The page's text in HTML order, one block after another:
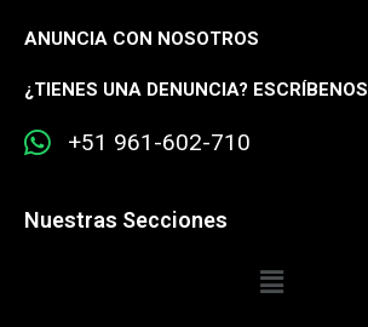
ANUNCIA CON NOSOTROS
¿TIENES UNA DENUNCIA? ESCRÍBENOS
+51 961-602-710
Nuestras Secciones